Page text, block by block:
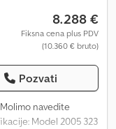
8.288 €
Fiksna cena plus PDV
(10.360 € bruto)
Pozvati
navedite
Model 2005 323